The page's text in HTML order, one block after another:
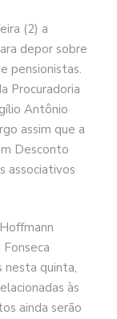
(2) a
depor sobre
pensionistas.
Procuradoria
Antônio
assim que a
Desconto
associativos
Fonseca
nesta quinta,
às
ainda serão